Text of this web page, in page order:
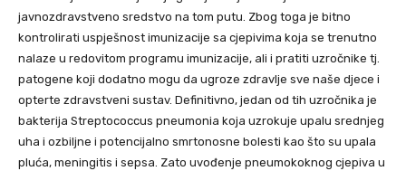
javnozdravstveno sredstvo na tom putu. Zbog toga je bitno
kontrolirati uspješnost imunizacije sa cjepivima koja se trenutno
nalaze u redovitom programu imunizacije, ali i pratiti uzročnike tj.
patogene koji dodatno mogu da ugroze zdravlje sve naše djece i
opterte zdravstveni sustav. Definitivno, jedan od tih uzročnika je
bakterija Streptococcus pneumonia koja uzrokuje upalu srednjeg
uha i ozbiljne i potencijalno smrtonosne bolesti kao što su upala
pluća, meningitis i sepsa. Zato uvođenje pneumokoknog cjepiva u